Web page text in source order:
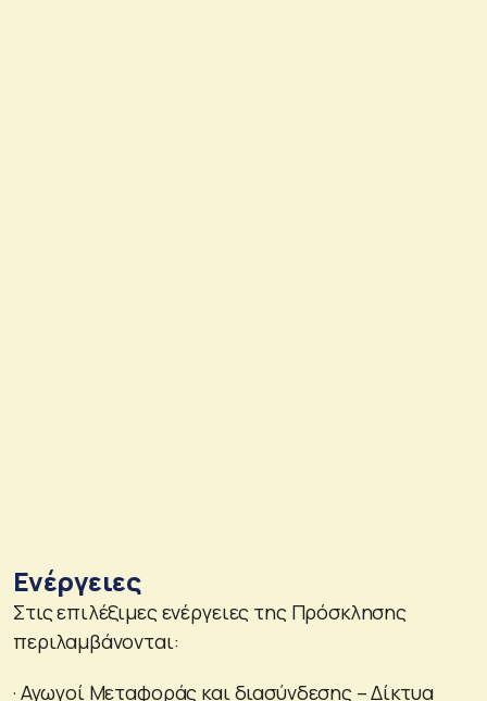
Ενέργειες
Στις επιλέξιμες ενέργειες της Πρόσκλησης
περιλαμβάνονται:
· Αγωγοί Μεταφοράς και διασύνδεσης – Δίκτυα